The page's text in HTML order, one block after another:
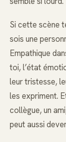
Si cette scène
sois une
Empathique
toi, l’état
leur tristesse,
les expriment.
collègue, un
peut aussi